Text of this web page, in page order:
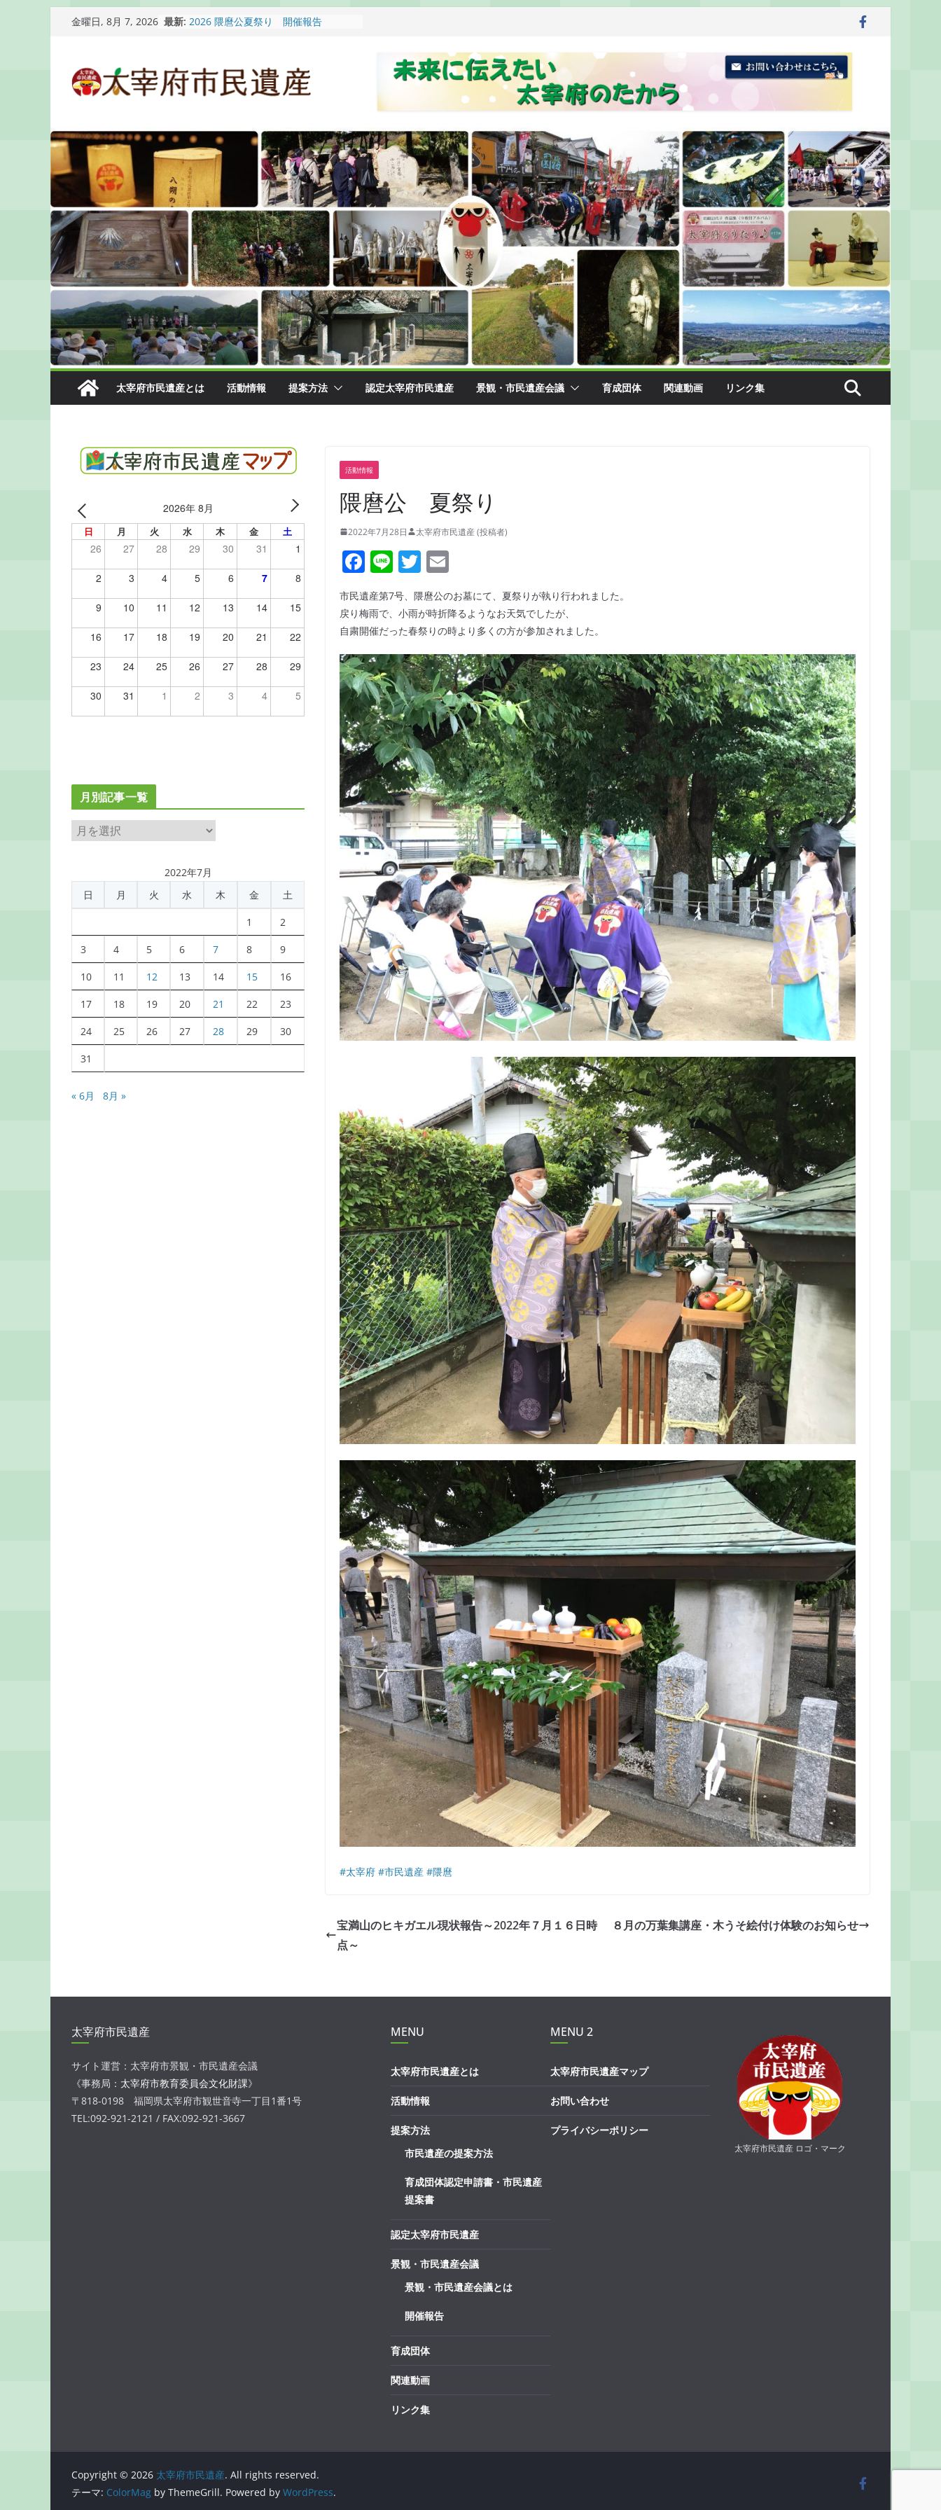
ス
ッ
プ
金曜日, 8月 7, 2026 最新: 2026 隈麿公夏祭り 開催報告
梅香苑夏まつり子どもみこし開催のお
知らせ
太宰府市民遺産とは 活動情報 提案方法 認定太宰府市民遺産 景観・市民遺産会議 育成団体 関連動画 リンク集
活動情報
隈麿公 夏祭り
2022年7月28日 太宰府市民遺産 (投稿者)
F
a
c
e
b
o
o
k
Li
n
e
T
w
itt
er
m
ai
l
市民遺産第7号、隈麿公のお墓にて、夏祭りが執り行われました。
戻り梅雨で、小雨が時折降るようなお天気でしたが、
自粛開催だった春祭りの時より多くの方が参加されました。
#太宰府 #市民遺産 #隈麿
宝満山のヒキガエル現状報告～2022年７月１６日時
点～
８月の万葉集講座・木うそ絵付け体験のお知らせ
2026年 8月
日 月 火 水 木 金 土
26 27 28 29 30 31 1
2 3 4 5 6 7 8
9 10 11 12 13 14 15
16 17 18 19 20 21 22
23 24 25 26 27 28 29
30 31 1 2 3 4 5
月別記事一覧
月
事
2022年7月
日
月 火 水 木 金 土
1 2
3 4 5 6 7 8 9
10 11 12 13 14 15 16
17 18 19 20 21 22 23
24 25 26 27 28 29 30
31
« 6月 8月 »
太宰府市民遺産
サイト運営：太宰府市景観・市民遺産会議
《事務局： 太宰府市教育委員会文化財課》
〒818-0198 福岡県太宰府市観世音寺一丁目1番1号
TEL:092-921-2121 / FAX:092-921-3667
MENU
太宰府市民遺産とは
活動情報
提案方法
市民遺産の提案方法
育成団体認定申請書・市民遺産
提案書
認定太宰府市民遺産
景観・市民遺産会議
景観・市民遺産会議とは
開催報告
育成団体
関連動画
リンク集
MENU 2
太宰府市民遺産マップ
お問い合わせ
プライバシーポリシー
太宰府市民遺産 ロゴ・マーク
Copyright © 2026 太宰府市民遺産. All rights reserved.
テーマ: ColorMag by ThemeGrill. Powered by WordPress.